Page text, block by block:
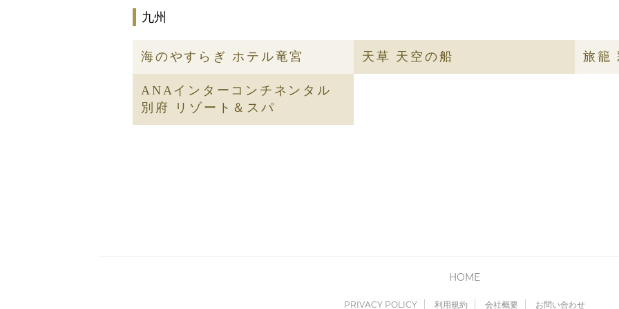
九州
海のやすらぎ ホテル竜宮 天草 天空の船 旅籠
ANAインターコンチネンタル
別府 リゾート＆スパ
HOME
PRIVACY POLICY 利用規約 会社概要 お問い合わせ